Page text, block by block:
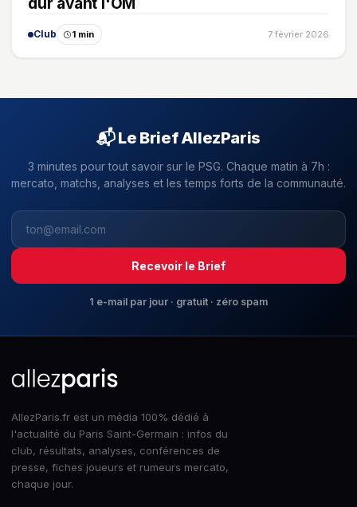
dur avant l'OM
Club 1 min 7 février 2026
📬 Le Brief AllezParis
3 minutes pour tout savoir sur le PSG. Chaque matin à 7h :
mercato, matchs, analyses et les temps forts de la communauté.
Recevoir le Brief
1 e-mail par jour · gratuit · zéro spam
AllezParis.fr est un média 100% dédié à
l'actualité du Paris Saint-Germain : infos du
club, résultats, analyses, conférences de
presse, fiches joueurs et rumeurs mercato,
chaque jour.